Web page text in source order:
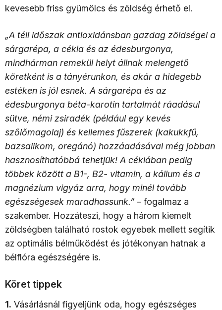
kevesebb friss gyümölcs és zöldség érhető el.
„A téli időszak antioxidánsban gazdag zöldségei a
sárgarépa, a cékla és az édesburgonya,
mindhárman remekül helyt állnak melengető
köretként is a tányérunkon, és akár a hidegebb
estéken is jól esnek. A sárgarépa és az
édesburgonya béta-karotin tartalmát ráadásul
sütve, némi zsiradék (például egy kevés
szőlőmagolaj) és kellemes fűszerek (kakukkfű,
bazsalikom, oregánó) hozzáadásával még jobban
hasznosíthatóbbá tehetjük! A céklában pedig
többek között a B1-, B2- vitamin, a kálium és a
magnézium vigyáz arra, hogy minél tovább
egészségesek maradhassunk.” – fogalmaz a
szakember. Hozzáteszi, hogy a három kiemelt
zöldségben található rostok egyebek mellett segítik
az optimális bélműködést és jótékonyan hatnak a
bélflóra egészségére is.
Köret tippek
1. Vásárlásnál figyeljünk oda, hogy egészséges